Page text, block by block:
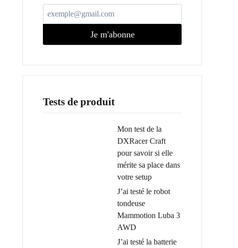
Je m'abonne
Tests de produit
Mon test de la
DXRacer Craft
pour savoir si elle
mérite sa place dans
votre setup
J’ai testé le robot
tondeuse
Mammotion Luba 3
AWD
J’ai testé la batterie